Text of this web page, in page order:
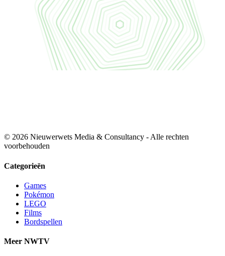
© 2026 Nieuwerwets Media & Consultancy - Alle rechten
voorbehouden
Categorieën
Games
Pokémon
LEGO
Films
Bordspellen
Meer NWTV